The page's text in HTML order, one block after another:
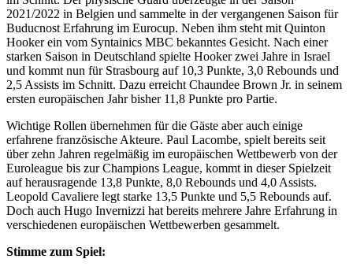
2021/2022 in Belgien und sammelte in der vergangenen Saison für
Buducnost Erfahrung im Eurocup. Neben ihm steht mit Quinton
Hooker ein vom Syntainics MBC bekanntes Gesicht. Nach einer
starken Saison in Deutschland spielte Hooker zwei Jahre in Israel
und kommt nun für Strasbourg auf 10,3 Punkte, 3,0 Rebounds und
2,5 Assists im Schnitt. Dazu erreicht Chaundee Brown Jr. in seinem
ersten europäischen Jahr bisher 11,8 Punkte pro Partie.
Wichtige Rollen übernehmen für die Gäste aber auch einige
erfahrene französische Akteure. Paul Lacombe, spielt bereits seit
über zehn Jahren regelmäßig im europäischen Wettbewerb von der
Euroleague bis zur Champions League, kommt in dieser Spielzeit
auf herausragende 13,8 Punkte, 8,0 Rebounds und 4,0 Assists.
Leopold Cavaliere legt starke 13,5 Punkte und 5,5 Rebounds auf.
Doch auch Hugo Invernizzi hat bereits mehrere Jahre Erfahrung in
verschiedenen europäischen Wettbewerben gesammelt.
Stimme zum Spiel: